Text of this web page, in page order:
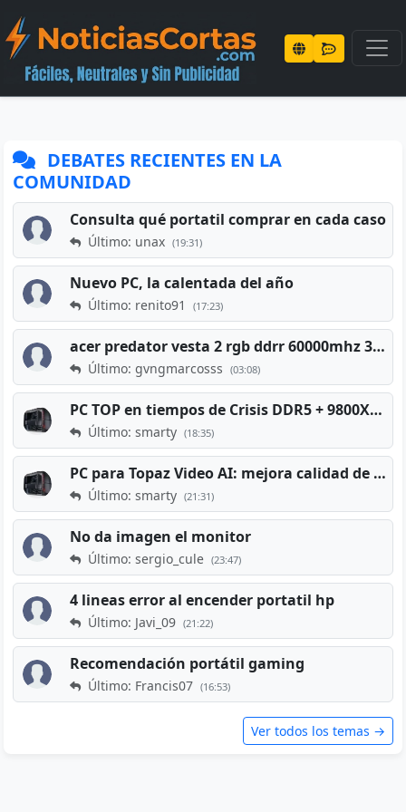
DEBATES RECIENTES EN LA
COMUNIDAD
Consulta qué portatil comprar en cada caso
Último: unax (19:31)
Nuevo PC, la calentada del año
Último: renito91 (17:23)
acer predator vesta 2 rgb ddrr 60000mhz 32gb x2 16gb
Último: gvngmarcosss (03:08)
PC TOP en tiempos de Crisis DDR5 + 9800X3D + RTX 5080 [2026][2400€]
Último: smarty (18:35)
PC para Topaz Video AI: mejora calidad de vídeos viejos
Último: smarty (21:31)
No da imagen el monitor
Último: sergio_cule (23:47)
4 lineas error al encender portatil hp
Último: Javi_09 (21:22)
Recomendación portátil gaming
Último: Francis07 (16:53)
Ver todos los temas →